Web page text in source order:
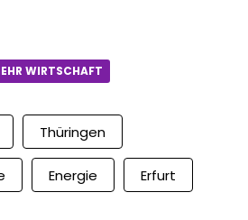
WIRTSCHAFT
Thüringen
Energie Erfurt